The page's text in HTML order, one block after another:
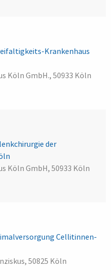
Krankenhaus
Köln GmbH., 50933 Köln
der
Köln GmbH, 50933 Köln
Cellitinnen-
50825 Köln